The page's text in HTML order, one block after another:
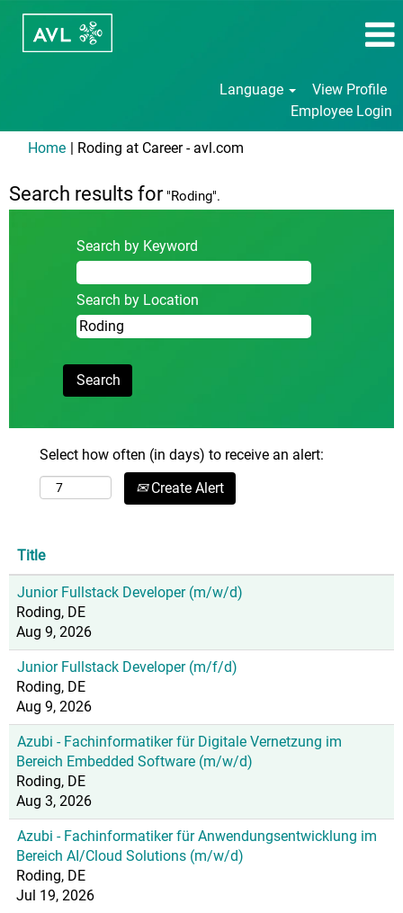
Language
View Profile
Employee Login
Home | Roding at Career - avl.com
Search results for"Roding".
Search by Keyword
Search by Location
Select how often (in days) to receive an alert:
Create Alert
Title
Junior Fullstack Developer (m/w/d)
Roding, DE
Aug 9, 2026
Junior Fullstack Developer (m/f/d)
Roding, DE
Aug 9, 2026
Azubi - Fachinformatiker für Digitale Vernetzung im
Bereich Embedded Software (m/w/d)
Roding, DE
Aug 3, 2026
Azubi - Fachinformatiker für Anwendungsentwicklung im
Bereich AI/Cloud Solutions (m/w/d)
Roding, DE
Jul 19, 2026